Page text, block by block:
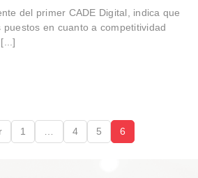
del primer CADE Digital, indica que
en cuanto a competitividad
1 4 5 6